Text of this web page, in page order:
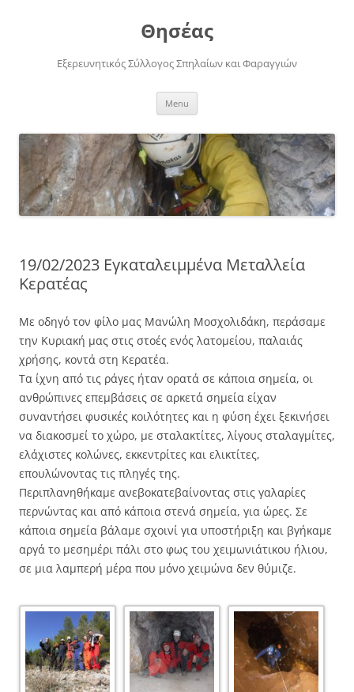
Θησέας
Εξερευνητικός Σύλλογος Σπηλαίων και Φαραγγιών
Menu
19/02/2023 Εγκαταλειμμένα Μεταλλεία
Κερατέας
Με οδηγό τον φίλο μας Μανώλη Μοσχολιδάκη, περάσαμε
την Κυριακή μας στις στοές ενός λατομείου, παλαιάς
χρήσης, κοντά στη Κερατέα.
Τα ίχνη από τις ράγες ήταν ορατά σε κάποια σημεία, οι
ανθρώπινες επεμβάσεις σε αρκετά σημεία είχαν
συναντήσει φυσικές κοιλότητες και η φύση έχει ξεκινήσει
να διακοσμεί το χώρο, με σταλακτίτες, λίγους σταλαγμίτες,
ελάχιστες κολώνες, εκκεντρίτες και ελικτίτες,
επουλώνοντας τις πληγές της.
Περιπλανηθήκαμε ανεβοκατεβαίνοντας στις γαλαρίες
περνώντας και από κάποια στενά σημεία, για ώρες. Σε
κάποια σημεία βάλαμε σχοινί για υποστήριξη και βγήκαμε
αργά το μεσημέρι πάλι στο φως του χειμωνιάτικου ήλιου,
σε μια λαμπερή μέρα που μόνο χειμώνα δεν θύμιζε.